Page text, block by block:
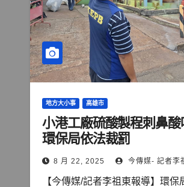
地方大小事 高雄市
小港工廠硫酸製程刺鼻
環保局依法裁罰
8 月 22, 2025 今傳媒- 記者李
【今傳媒/記者李祖東報導】環保